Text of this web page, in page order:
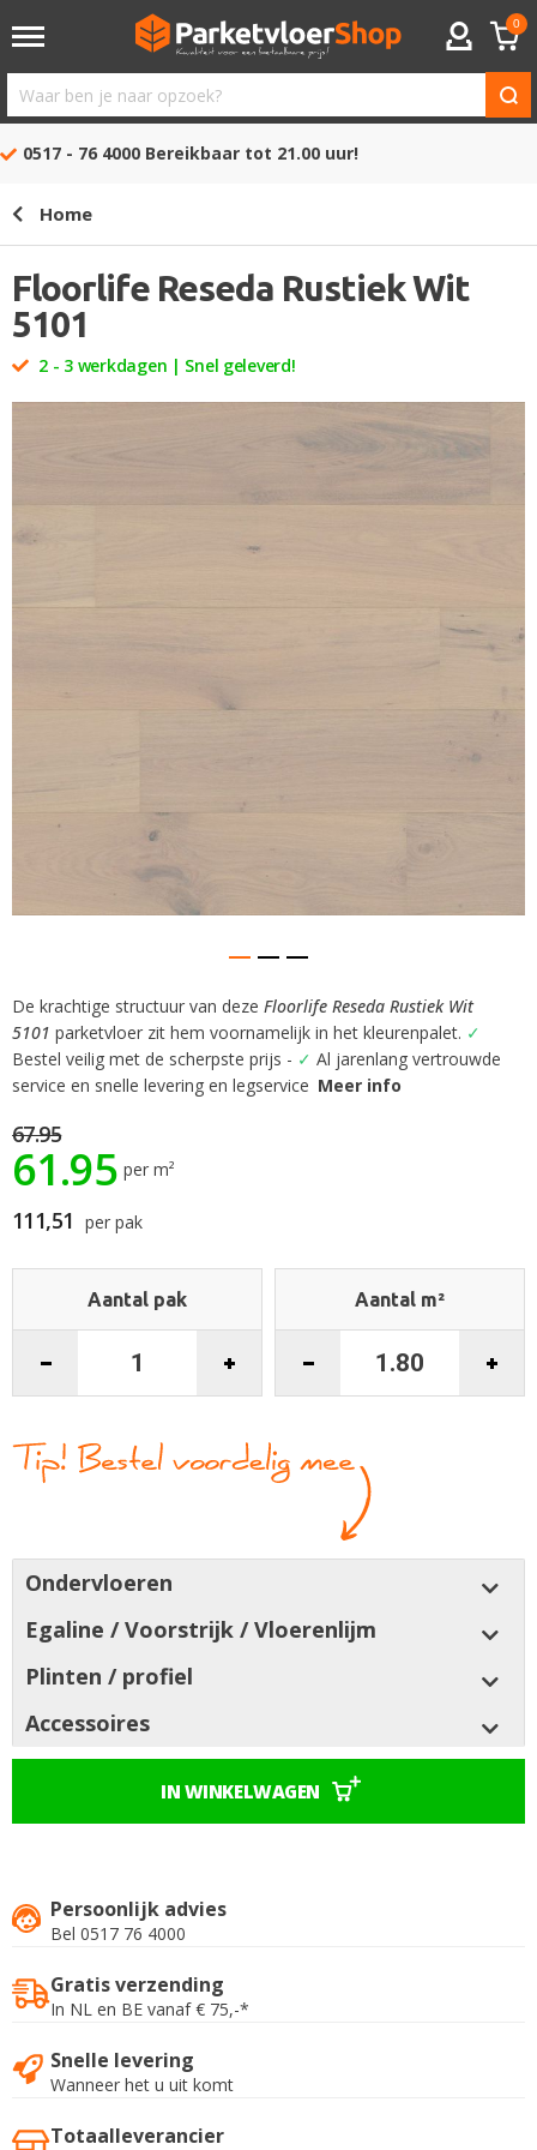
ACCOUNT
0
Waar
ben
opzoek?
0517 - 76 4000 Bereikbaar tot 21.00 uur!
Home
Floorlife Reseda Rustiek Wit
5101
2 - 3 werkdagen | Snel geleverd!
de
Ga
naar
het
begin
de
afbeeldingen-
gallerij
De krachtige structuur van deze Floorlife Reseda Rustiek Wit
5101 parketvloer zit hem voornamelijk in het kleurenpalet. ✓
Bestel veilig met de scherpste prijs - ✓ Al jarenlang vertrouwde
service en snelle levering en legservice Meer info
67.95
61.95 per m²
111,51 per pak
Aantal pak Aantal m²
Ondervloeren
Egaline / Voorstrijk / Vloerenlijm
Plinten / profiel
Accessoires
IN WINKELWAGEN
Persoonlijk advies
Bel 0517 76 4000
Gratis verzending
In NL en BE vanaf € 75,-*
Snelle levering
Wanneer het u uit komt
Totaalleverancier